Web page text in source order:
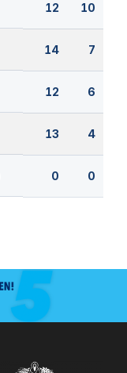
12 10
14 7
12 6
13 4
0 0